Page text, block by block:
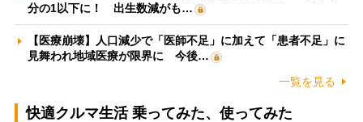
分の1以下に！ 出生数減がも…
【医療崩壊】人口減少で「医師不足」に加えて「患者不足」に
見舞われ地域医療が限界に 今後…
一覧を見る
快適クルマ生活 乗ってみた、使ってみた